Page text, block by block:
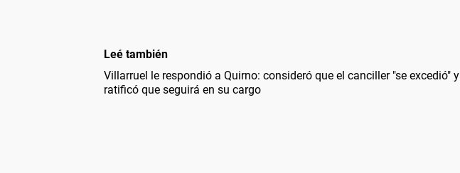
Leé también
Villarruel le respondió a Quirno: consideró que el canciller "se excedió" y
ratificó que seguirá en su cargo